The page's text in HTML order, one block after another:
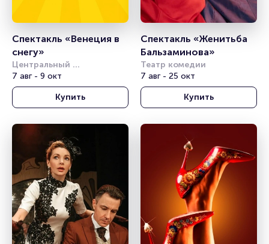
Спектакль «Венеция в
снегу»
Центральный
академический театр
Российской Армии
7 авг - 9 окт
Купить
Спектакль «Женитьба
Бальзаминова»
Театр комедии
7 авг - 25 окт
Купить